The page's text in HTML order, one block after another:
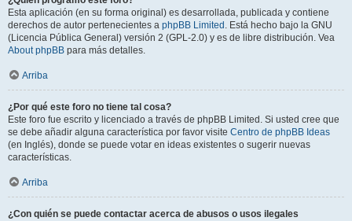
Esta aplicación (en su forma original) es desarrollada, publicada y contiene
derechos de autor pertenecientes a phpBB Limited . Está hecho bajo la GNU
(Licencia Pública General) versión 2 (GPL-2.0) y es de libre distribución. Vea
About phpBB para más detalles.
Arriba
¿Por qué este foro no tiene tal cosa?
Este foro fue escrito y licenciado a través de phpBB Limited. Si usted cree que
se debe añadir alguna característica por favor visite Centro de phpBB Ideas
(en Inglés), donde se puede votar en ideas existentes o sugerir nuevas
características.
Arriba
¿Con quién se puede contactar acerca de abusos o usos ilegales